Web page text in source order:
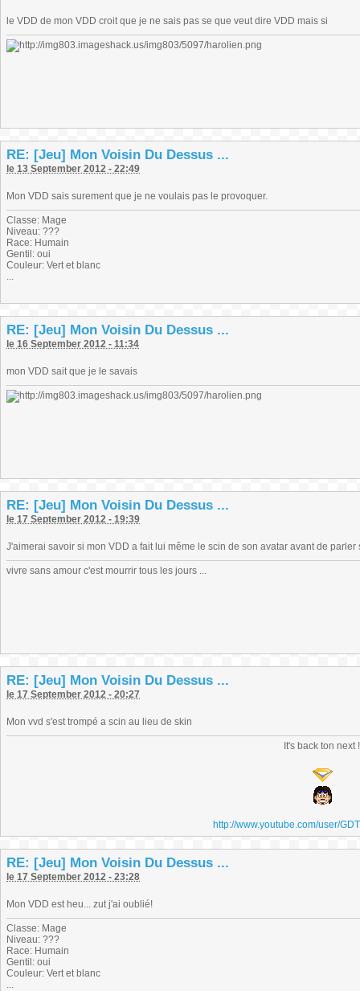
le VDD de mon VDD croit que je ne sais pas se que veut dire VDD mais si
RE: [Jeu] Mon Voisin Du Dessus ...
le 13 September 2012 - 22:49
Mon VDD sais surement que je ne voulais pas le provoquer.
Classe: Mage
Niveau: ???
Race: Humain
Gentil: oui
Couleur: Vert et blanc
...
RE: [Jeu] Mon Voisin Du Dessus ...
le 16 September 2012 - 11:34
mon VDD sait que je le savais
RE: [Jeu] Mon Voisin Du Dessus ...
le 17 September 2012 - 19:39
J'aimerai savoir si mon VDD a fait lui même le scin de son avatar avant de
vivre sans amour c'est mourrir tous les jours ...
RE: [Jeu] Mon Voisin Du Dessus ...
le 17 September 2012 - 20:27
Mon vvd s'est trompé a scin au lieu de skin
It's back ton next !
http://www.youtube.com/user/
RE: [Jeu] Mon Voisin Du Dessus ...
le 17 September 2012 - 23:28
Mon VDD est heu... zut j'ai oublié!
Classe: Mage
Niveau: ???
Race: Humain
Gentil: oui
Couleur: Vert et blanc
...